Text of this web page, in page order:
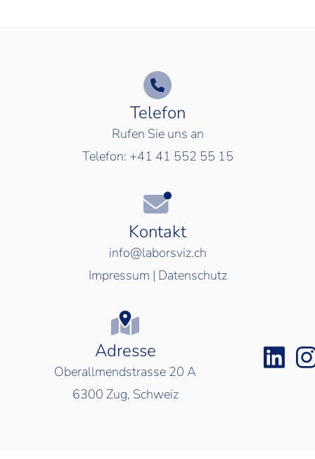
Telefon
Rufen Sie uns an
Telefon: +41 41 552 55 15
Kontakt
info@laborsviz.ch
Impressum | Datenschutz
Adresse
Oberallmendstrasse 20 A
6300 Zug, Schweiz